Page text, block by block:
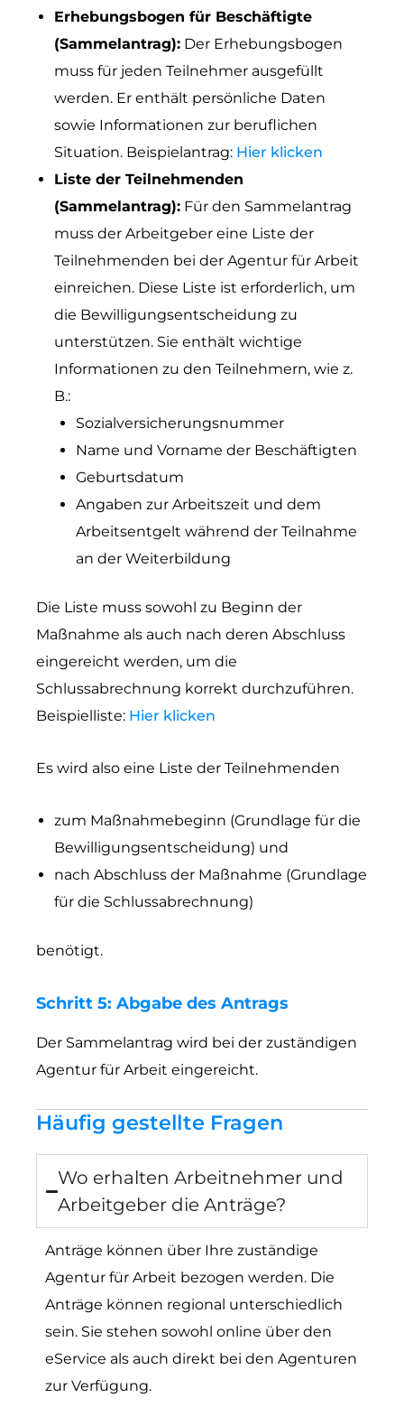
Erhebungsbogen für Beschäftigte
(Sammelantrag): Der Erhebungsbogen
muss für jeden Teilnehmer ausgefüllt
werden. Er enthält persönliche Daten
sowie Informationen zur beruflichen
Situation. Beispielantrag: Hier klicken
Liste der Teilnehmenden
(Sammelantrag): Für den Sammelantrag
muss der Arbeitgeber eine Liste der
Teilnehmenden bei der Agentur für Arbeit
einreichen. Diese Liste ist erforderlich, um
die Bewilligungsentscheidung zu
unterstützen. Sie enthält wichtige
Informationen zu den Teilnehmern, wie z.
B.:
Sozialversicherungsnummer
Name und Vorname der Beschäftigten
Geburtsdatum
Angaben zur Arbeitszeit und dem
Arbeitsentgelt während der Teilnahme
an der Weiterbildung
Die Liste muss sowohl zu Beginn der
Maßnahme als auch nach deren Abschluss
eingereicht werden, um die
Schlussabrechnung korrekt durchzuführen.
Beispielliste: Hier klicken
Es wird also eine Liste der Teilnehmenden
zum Maßnahmebeginn (Grundlage für die
Bewilligungsentscheidung) und
nach Abschluss der Maßnahme (Grundlage
für die Schlussabrechnung)
benötigt.
Schritt 5: Abgabe des Antrags
Der Sammelantrag wird bei der zuständigen
Agentur für Arbeit eingereicht.
Häufig gestellte Fragen
Wo erhalten Arbeitnehmer und
Arbeitgeber die Anträge?
Anträge können über Ihre zuständige
Agentur für Arbeit bezogen werden. Die
Anträge können regional unterschiedlich
sein. Sie stehen sowohl online über den
eService als auch direkt bei den Agenturen
zur Verfügung.